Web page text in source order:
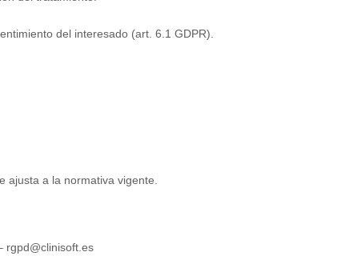
del interesado (art. 6.1 GDPR).
ajusta a la normativa vigente.
rgpd@clinisoft.es